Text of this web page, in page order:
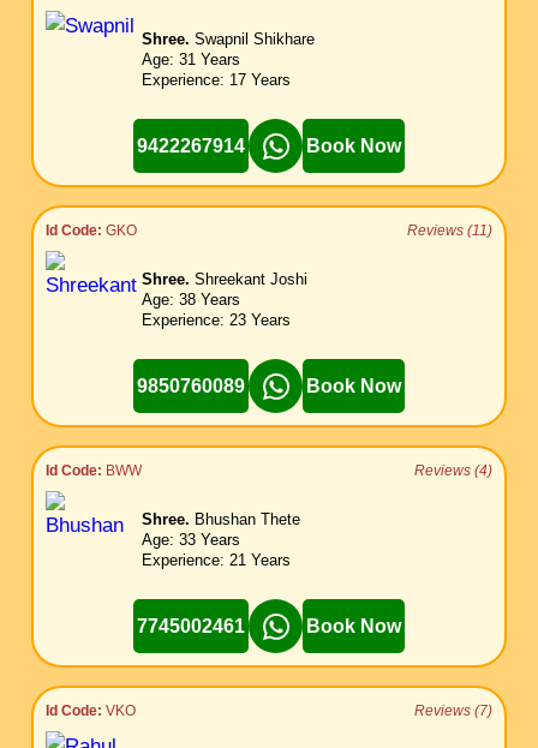
Shree. Swapnil Shikhare
Age: 31 Years
Experience: 17 Years
9422267914 Book Now
Id Code: GKO Reviews (11)
Shree. Shreekant Joshi
Age: 38 Years
Experience: 23 Years
9850760089 Book Now
Id Code: BWW Reviews (4)
Shree. Bhushan Thete
Age: 33 Years
Experience: 21 Years
7745002461 Book Now
Id Code: VKO Reviews (7)